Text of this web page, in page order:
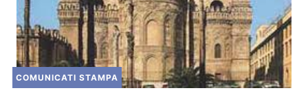
COMUNICATI STAMPA